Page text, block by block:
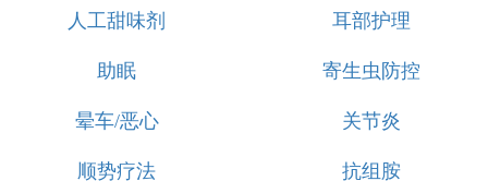
人工甜味剂 耳部护理
助眠 寄生虫防控
晕车/恶心 关节炎
顺势疗法 抗组胺